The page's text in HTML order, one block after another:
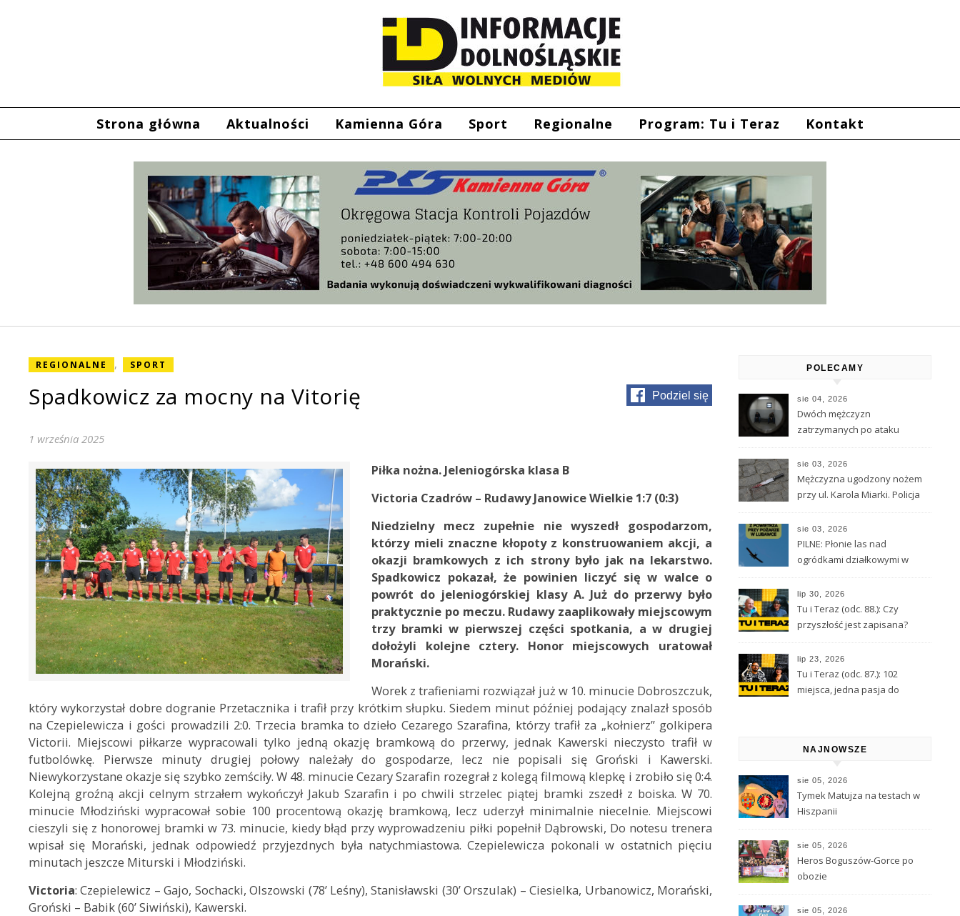
Strona główna Aktualności Kamienna Góra Sport Regionalne Program: Tu i Teraz Kontakt
REGIONALNE , SPORT
Spadkowicz za mocny na Vitorię Podziel się
1 września 2025
Piłka nożna. Jeleniogórska klasa B
Victoria Czadrów – Rudawy Janowice Wielkie 1:7 (0:3)
Niedzielny mecz zupełnie nie wyszedł gospodarzom,
którzy mieli znaczne kłopoty z konstruowaniem akcji, a
okazji bramkowych z ich strony było jak na lekarstwo.
Spadkowicz pokazał, że powinien liczyć się w walce o
powrót do jeleniogórskiej klasy A. Już do przerwy było
praktycznie po meczu. Rudawy zaaplikowały miejscowym
trzy bramki w pierwszej części spotkania, a w drugiej
dołożyli kolejne cztery. Honor miejscowych uratował
Morański.
Worek z trafieniami rozwiązał już w 10. minucie Dobroszczuk,
który wykorzystał dobre dogranie Przetacznika i trafił przy krótkim słupku. Siedem minut później podający znalazł sposób
na Czepielewicza i gości prowadzili 2:0. Trzecia bramka to dzieło Cezarego Szarafina, którzy trafił za „kołnierz” golkipera
Victorii. Miejscowi piłkarze wypracowali tylko jedną okazję bramkową do przerwy, jednak Kawerski nieczysto trafił w
futbolówkę. Pierwsze minuty drugiej połowy należały do gospodarze, lecz nie popisali się Groński i Kawerski.
Niewykorzystane okazje się szybko zemściły. W 48. minucie Cezary Szarafin rozegrał z kolegą filmową klepkę i zrobiło się 0:4.
Kolejną groźną akcji celnym strzałem wykończył Jakub Szarafin i po chwili strzelec piątej bramki zszedł z boiska. W 70.
minucie Młodziński wypracował sobie 100 procentową okazję bramkową, lecz uderzył minimalnie niecelnie. Miejscowi
cieszyli się z honorowej bramki w 73. minucie, kiedy błąd przy wyprowadzeniu piłki popełnił Dąbrowski, Do notesu trenera
wpisał się Morański, jednak odpowiedź przyjezdnych była natychmiastowa. Czepielewicza pokonali w ostatnich pięciu
minutach jeszcze Miturski i Młodziński.
Victoria: Czepielewicz – Gajo, Sochacki, Olszowski (78’ Leśny), Stanisławski (30’ Orszulak) – Ciesielka, Urbanowicz, Morański,
Groński – Babik (60’ Siwiński), Kawerski.
POLECAMY
sie 04, 2026
Dwóch mężczyzn
zatrzymanych po ataku
Stan 33-latka jest ciężki
sie 03, 2026
Mężczyzna ugodzony nożem
przy ul. Karola Miarki. Policja
sie 03, 2026
PILNE: Płonie las nad
ogródkami działkowymi w
lip 30, 2026
Tu i Teraz (odc. 88.): Czy
przyszłość jest zapisana?
astrologii i przeznaczeniu
lip 23, 2026
Tu i Teraz (odc. 87.): 102
miejsca, jedna pasja do
NAJNOWSZE
sie 05, 2026
Tymek Matujza na testach w
Hiszpanii
sie 05, 2026
Heros Boguszów-Gorce po
obozie
sie 05, 2026